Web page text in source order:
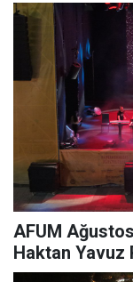
AFUM
Haktan Yavuz